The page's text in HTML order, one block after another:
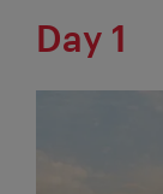
Day 1